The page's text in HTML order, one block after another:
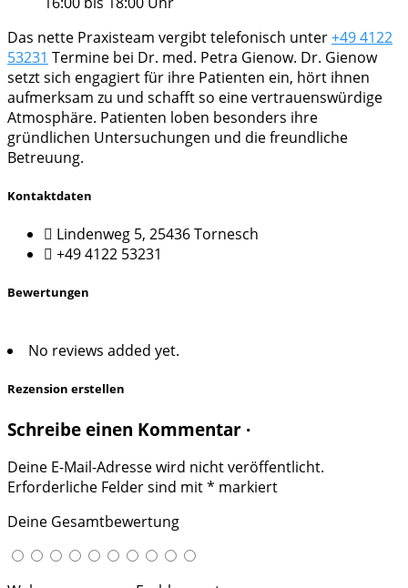
Das nette Praxisteam vergibt telefonisch unter+49 4122
53231 Termine bei Dr. med. Petra Gienow. Dr. Gienow
setzt sich engagiert für ihre Patienten ein, hört ihnen
aufmerksam zu und schafft so eine vertrauenswürdige
Atmosphäre. Patienten loben besonders ihre
gründlichen Untersuchungen und die freundliche
Betreuung.
Kontaktdaten
Lindenweg 5, 25436 Tornesch
+49 4122 53231
Bewertungen
No reviews added yet.
Rezension erstellen
Schreibe einen Kommentar ·
Deine E-Mail-Adresse wird nicht veröffentlicht.
Erforderliche Felder sind mit* markiert
Deine Gesamtbewertung